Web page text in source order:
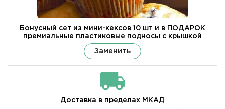
Бонусный сет из мини-кексов 10 шт и в ПОДАРОК
премиальные пластиковые подносы с крышкой
Заменить
Доставка в пределах МКАД